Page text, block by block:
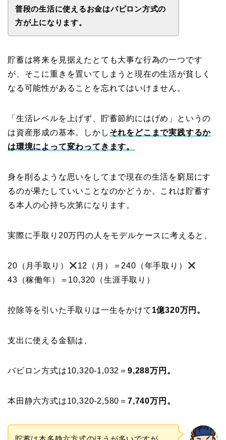
普段の生活に使えるお金はバビロン方式の
方が上になります。
貯蓄は将来を見据えたとても大事な行為の一つです
が、そこに重きを置いてしまうと現在の生活が貧しく
なる可能性があることを忘れてはいけません。
「生活レベルを上げず、貯蓄節約にはげめ」というの
は資産形成の基本。しかし それをどこまで実践するか
は環境によって変わってきます。
身を削るような思いをしてまで現在の生活を窮屈にす
るのが果たしていいことなのかどうか。これは貯蓄す
る本人の心持ち次第になります。
実際に手取り20万円の人をモデルケースに考えると、
20（月手取り）
12（月）＝240（年手取り）
43（稼働年）＝10,320（生涯手取り）
控除等を引いた手取りは一生をかけて 1億320万円。
支出に使える金額は、
バビロン方式は10,320-1,032＝ 9,288万円。
本田静六方式は10,320-2,580＝7,740万円。